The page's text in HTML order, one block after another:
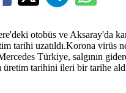
otobüs ve Aksaray'da
tarihi uzatıldı.Korona virüs
Türkiye, salgının
üretim tarihini ileri bir tarihe